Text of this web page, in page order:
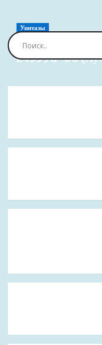
1jet
Унитазы
Сиденье для
E4359G-00